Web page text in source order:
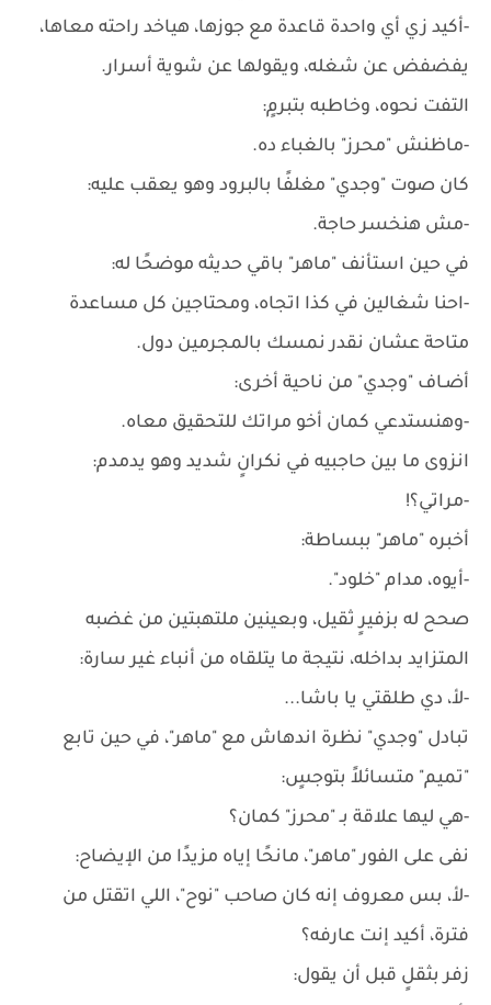
-أكيد زي أي واحدة قاعدة مع جوزها، هياخد راحته معاها،
يفضفض عن شغله، ويقولها عن شوية أسرار.
التفت نحوه، وخاطبه بتبرمٍ:
-ماظنش "محرز" بالغباء ده.
كان صوت "وجدي" مغلفًا بالبرود وهو يعقب عليه:
-مش هنخسر حاجة.
في حين استأنف "ماهر" باقي حديثه موضحًا له:
-احنا شغالين في كذا اتجاه، ومحتاجين كل مساعدة
متاحة عشان نقدر نمسك بالمجرمين دول.
أضـاف "وجدي" من ناحية أخرى:
-وهنستدعي كمان أخو مراتك للتحقيق معاه.
انزوى ما بين حاجبيه في نكرانٍ شديد وهو يدمدم:
-مراتي؟!
أخبره "ماهر" ببساطة:
-أيوه، مدام "خلود".
صحح له بزفيرٍ ثقيل، وبعينين ملتهبتين من غضبه
المتزايد بداخله، نتيجة ما يتلقاه من أنباء غير سارة:
-لأ، دي طلقتي يا باشا...
تبادل "وجدي" نظرة اندهاش مع "ماهر"، في حين تابع
"تميم" متسائلاً بتوجسٍ:
-هي ليها علاقة بـ "محرز" كمان؟
نفى على الفور "ماهر"، مانحًا إياه مزيدًا من الإيضاح:
-لأ، بس معروف إنه كان صاحب "نوح"، اللي اتقتل من
فترة، أكيد إنت عارفه؟
زفر بثقلٍ قبل أن يقول: